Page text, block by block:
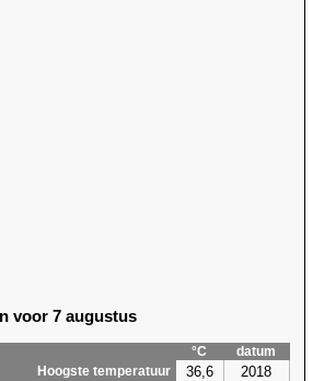
25,6 (1957)
26,9 (1957)
voor 7 augustus
°C
datum
Hoogste temperatuur
36,6 2018